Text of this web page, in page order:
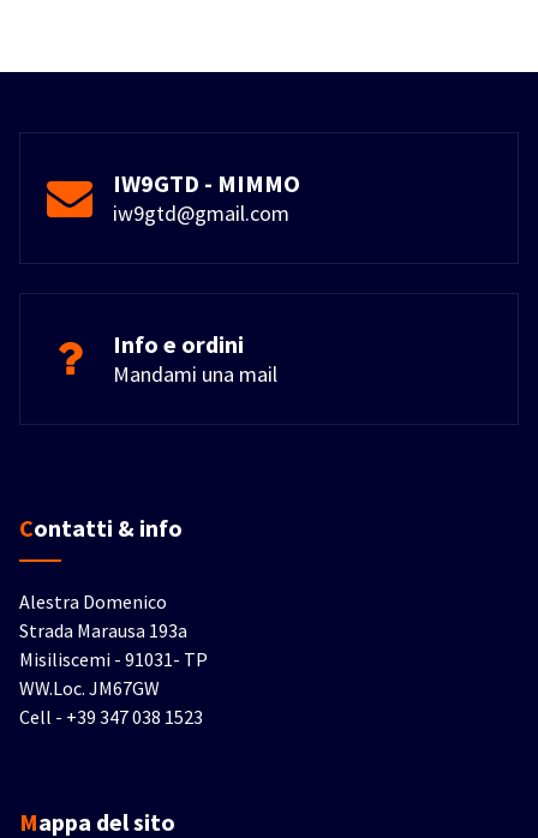
IW9GTD - MIMMO
iw9gtd@gmail.com
Info e ordini
Mandami una mail
Contatti & info
Alestra Domenico
Strada Marausa 193a
Misiliscemi - 91031- TP
WW.Loc. JM67GW
Cell - +39 347 038 1523
Mappa del sito